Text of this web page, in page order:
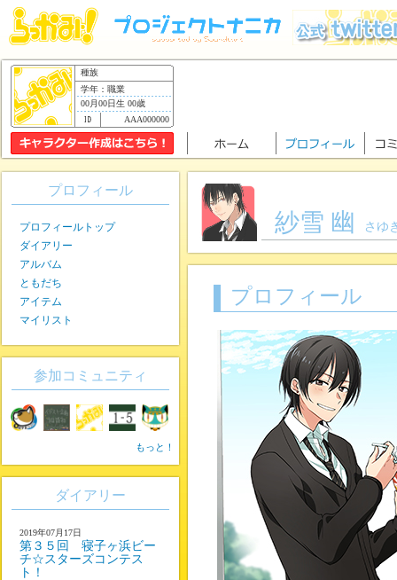
種族
学年：職業
00月00日生 00歳
AAA000000
紗雪 幽 さゆ
プロフィール
プロフィール
プロフィールトップ
ダイアリー
アルバム
ともだち
アイテム
マイリスト
参加コミュニティ
もっと！
ダイアリー
2019年07月17日
第３５回 寝子ヶ浜ビー
チ☆スターズコンテス
ト！